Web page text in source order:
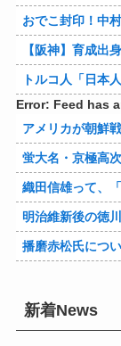
おでこ封印！中村アン、
【阪神】育成出身の神宮
トルコ人「日本人まで獲るの
Error: Feed has
アメリカが朝鮮
蛍大名・京極高
織田信雄って、「織田信雄は
明治維新後の徳
播磨赤松氏につ
新着News